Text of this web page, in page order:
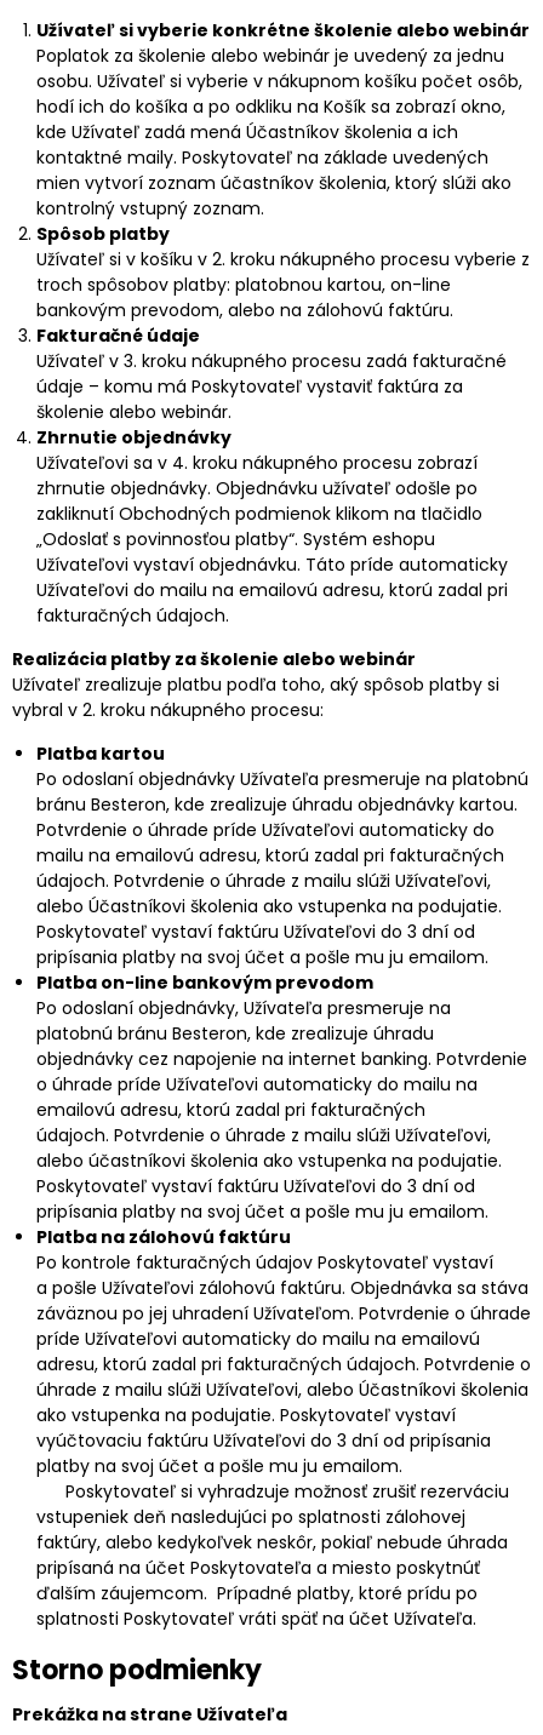
Užívateľ si vyberie konkrétne školenie alebo webinár
Poplatok za školenie alebo webinár je uvedený za jednu
osobu. Užívateľ si vyberie v nákupnom košíku počet osôb,
hodí ich do košíka a po odkliku na Košík sa zobrazí okno,
kde Užívateľ zadá mená Účastníkov školenia a ich
kontaktné maily. Poskytovateľ na základe uvedených
mien vytvorí zoznam účastníkov školenia, ktorý slúži ako
kontrolný vstupný zoznam.
Spôsob platby
Užívateľ si v košíku v 2. kroku nákupného procesu vyberie z
troch spôsobov platby: platobnou kartou, on-line
bankovým prevodom, alebo na zálohovú faktúru.
Fakturačné údaje
Užívateľ v 3. kroku nákupného procesu zadá fakturačné
údaje – komu má Poskytovateľ vystaviť faktúra za
školenie alebo webinár.
Zhrnutie objednávky
Užívateľovi sa v 4. kroku nákupného procesu zobrazí
zhrnutie objednávky. Objednávku užívateľ odošle po
zakliknutí Obchodných podmienok klikom na tlačidlo
„Odoslať s povinnosťou platby“. Systém eshopu
Užívateľovi vystaví objednávku. Táto príde automaticky
Užívateľovi do mailu na emailovú adresu, ktorú zadal pri
fakturačných údajoch.
Realizácia platby za školenie alebo webinár
Užívateľ zrealizuje platbu podľa toho, aký spôsob platby si
vybral v 2. kroku nákupného procesu:
Platba kartou
Po odoslaní objednávky Užívateľa presmeruje na platobnú
bránu Besteron, kde zrealizuje úhradu objednávky kartou.
Potvrdenie o úhrade príde Užívateľovi automaticky do
mailu na emailovú adresu, ktorú zadal pri fakturačných
údajoch. Potvrdenie o úhrade z mailu slúži Užívateľovi,
alebo Účastníkovi školenia ako vstupenka na podujatie.
Poskytovateľ vystaví faktúru Užívateľovi do 3 dní od
pripísania platby na svoj účet a pošle mu ju emailom.
Platba on-line bankovým prevodom
Po odoslaní objednávky, Užívateľa presmeruje na
platobnú bránu Besteron, kde zrealizuje úhradu
objednávky cez napojenie na internet banking. Potvrdenie
o úhrade príde Užívateľovi automaticky do mailu na
emailovú adresu, ktorú zadal pri fakturačných
údajoch. Potvrdenie o úhrade z mailu slúži Užívateľovi,
alebo účastníkovi školenia ako vstupenka na podujatie.
Poskytovateľ vystaví faktúru Užívateľovi do 3 dní od
pripísania platby na svoj účet a pošle mu ju emailom.
Platba na zálohovú faktúru
Po kontrole fakturačných údajov Poskytovateľ vystaví
a pošle Užívateľovi zálohovú faktúru. Objednávka sa stáva
záväznou po jej uhradení Užívateľom. Potvrdenie o úhrade
príde Užívateľovi automaticky do mailu na emailovú
adresu, ktorú zadal pri fakturačných údajoch. Potvrdenie o
úhrade z mailu slúži Užívateľovi, alebo Účastníkovi školenia
ako vstupenka na podujatie. Poskytovateľ vystaví
vyúčtovaciu faktúru Užívateľovi do 3 dní od pripísania
platby na svoj účet a pošle mu ju emailom.
Poskytovateľ si vyhradzuje možnosť zrušiť rezerváciu
vstupeniek deň nasledujúci po splatnosti zálohovej
faktúry, alebo kedykoľvek neskôr, pokiaľ nebude úhrada
pripísaná na účet Poskytovateľa a miesto poskytnúť
ďalším záujemcom. Prípadné platby, ktoré prídu po
splatnosti Poskytovateľ vráti späť na účet Užívateľa.
Storno podmienky
Prekážka na strane Užívateľa